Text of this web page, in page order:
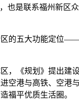
也是联系福州新区
区的五大功能定位
，《规划》提出建
空港与高铁、空港
福平优质生活圈。